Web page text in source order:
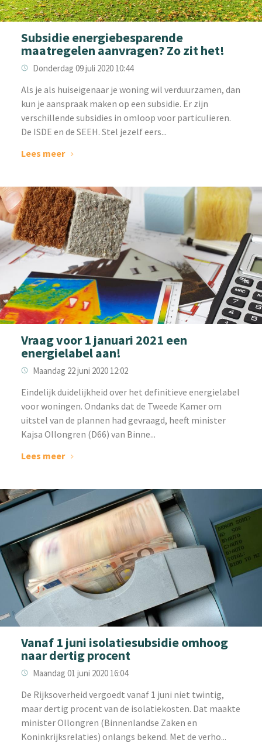
Subsidie energiebesparende
maatregelen aanvragen? Zo zit het!
Donderdag 09 juli 2020 10:44
Als je als huiseigenaar je woning wil verduurzamen, dan
kun je aanspraak maken op een subsidie. Er zijn
verschillende subsidies in omloop voor particulieren.
De ISDE en de SEEH. Stel jezelf eers...
Lees meer
Vraag voor 1 januari 2021 een
energielabel aan!
Maandag 22 juni 2020 12:02
Eindelijk duidelijkheid over het definitieve energielabel
voor woningen. Ondanks dat de Tweede Kamer om
uitstel van de plannen had gevraagd, heeft minister
Kajsa Ollongren (D66) van Binne...
Lees meer
Vanaf 1 juni isolatiesubsidie omhoog
naar dertig procent
Maandag 01 juni 2020 16:04
De Rijksoverheid vergoedt vanaf 1 juni niet twintig,
maar dertig procent van de isolatiekosten. Dat maakte
minister Ollongren (Binnenlandse Zaken en
Koninkrijksrelaties) onlangs bekend. Met de verho...